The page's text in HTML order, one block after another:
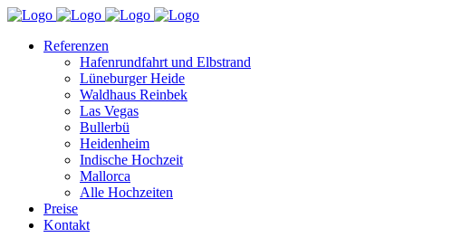
Referenzen
Hafenrundfahrt und Elbstrand
Lüneburger Heide
Waldhaus Reinbek
Las Vegas
Bullerbü
Heidenheim
Indische Hochzeit
Mallorca
Alle Hochzeiten
Preise
Kontakt